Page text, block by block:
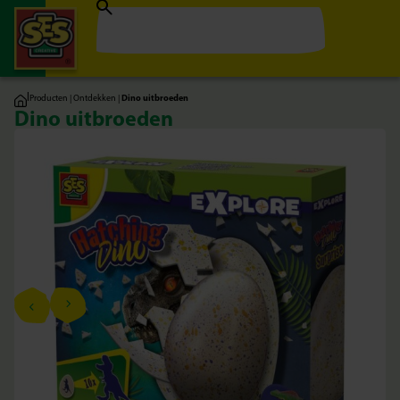
|Producten |Ontdekken | Dino uitbroeden
Dino uitbroeden